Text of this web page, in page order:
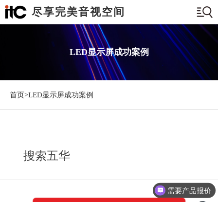
尽享完美音视空间
LED显示屏成功案例
首页>LED显示屏成功案例
搜索五华
需要产品报价